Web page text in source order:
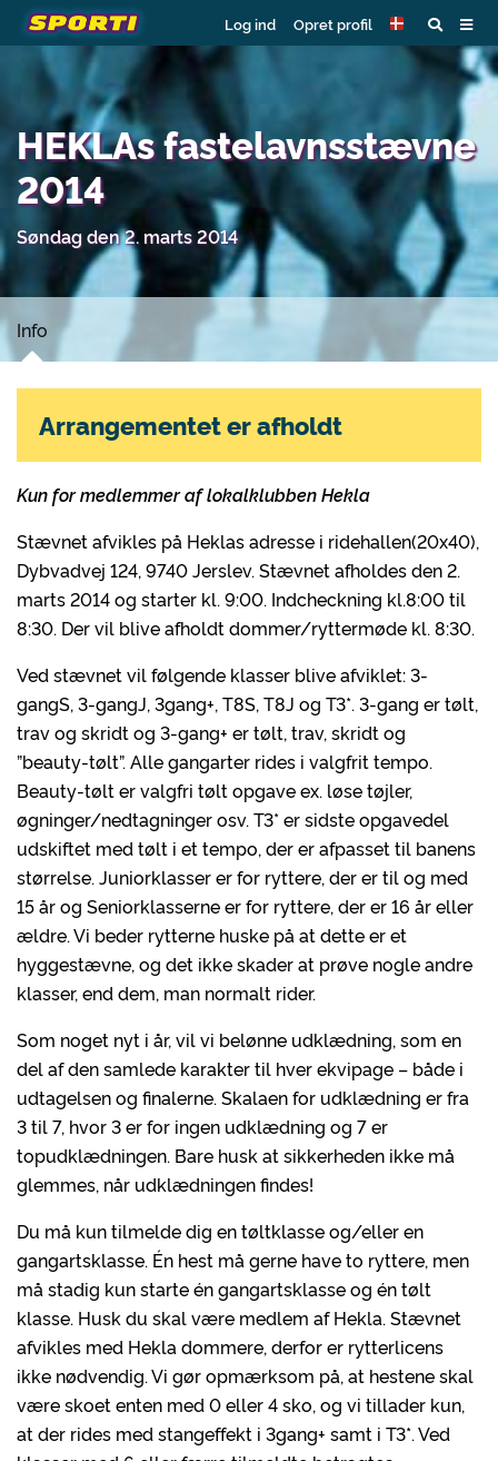
Log ind Opret profil
HEKLAs fastelavnsstævne
2014
Søndag den 2. marts 2014
Info
Kun for medlemmer af lokalklubben Hekla
Stævnet afvikles på Heklas adresse i ridehallen(20x40),
Dybvadvej 124, 9740 Jerslev. Stævnet afholdes den 2.
marts 2014 og starter kl. 9:00. Indcheckning kl.8:00 til
8:30. Der vil blive afholdt dommer/ryttermøde kl. 8:30.
Ved stævnet vil følgende klasser blive afviklet: 3-
gangS, 3-gangJ, 3gang+, T8S, T8J og T3*. 3-gang er tølt,
trav og skridt og 3-gang+ er tølt, trav, skridt og
”beauty-tølt”. Alle gangarter rides i valgfrit tempo.
Beauty-tølt er valgfri tølt opgave ex. løse tøjler,
øgninger/nedtagninger osv. T3* er sidste opgavedel
udskiftet med tølt i et tempo, der er afpasset til banens
størrelse. Juniorklasser er for ryttere, der er til og med
15 år og Seniorklasserne er for ryttere, der er 16 år eller
ældre. Vi beder rytterne huske på at dette er et
hyggestævne, og det ikke skader at prøve nogle andre
klasser, end dem, man normalt rider.
Som noget nyt i år, vil vi belønne udklædning, som en
del af den samlede karakter til hver ekvipage – både i
udtagelsen og finalerne. Skalaen for udklædning er fra
3 til 7, hvor 3 er for ingen udklædning og 7 er
topudklædningen. Bare husk at sikkerheden ikke må
glemmes, når udklædningen findes!
Du må kun tilmelde dig en tøltklasse og/eller en
gangartsklasse. Én hest må gerne have to ryttere, men
må stadig kun starte én gangartsklasse og én tølt
klasse. Husk du skal være medlem af Hekla. Stævnet
afvikles med Hekla dommere, derfor er rytterlicens
ikke nødvendig. Vi gør opmærksom på, at hestene skal
være skoet enten med 0 eller 4 sko, og vi tillader kun,
at der rides med stangeffekt i 3gang+ samt i T3*. Ved
Arrangementet er afholdt